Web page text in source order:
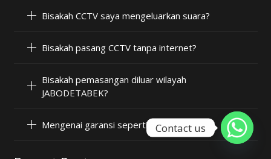
Bisakah CCTV saya mengeluarkan suara?
Bisakah pasang CCTV tanpa internet?
Bisakah pemasangan diluar wilayah
JABODETABEK?
Mengenai garansi seperti apa?Contact us